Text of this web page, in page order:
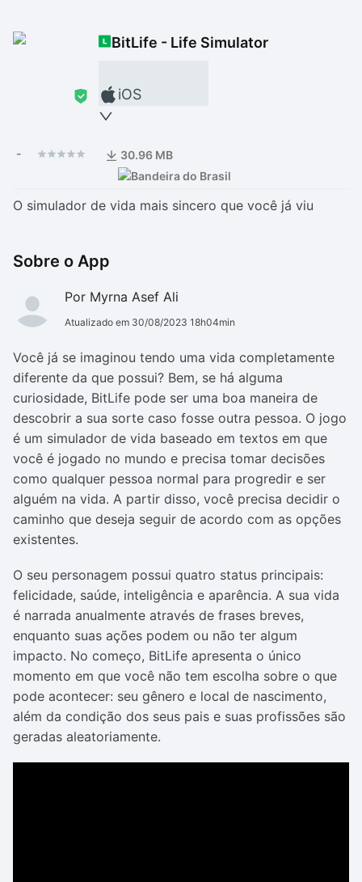
BitLife - Life Simulator
iOS
- 30.96 MB
O simulador de vida mais sincero que você já viu
Sobre o App
Por Myrna Asef Ali
Atualizado em 30/08/2023 18h04min
Você já se imaginou tendo uma vida completamente
diferente da que possui? Bem, se há alguma
curiosidade, BitLife pode ser uma boa maneira de
descobrir a sua sorte caso fosse outra pessoa. O jogo
é um simulador de vida baseado em textos em que
você é jogado no mundo e precisa tomar decisões
como qualquer pessoa normal para progredir e ser
alguém na vida. A partir disso, você precisa decidir o
caminho que deseja seguir de acordo com as opções
existentes.
O seu personagem possui quatro status principais:
felicidade, saúde, inteligência e aparência. A sua vida
é narrada anualmente através de frases breves,
enquanto suas ações podem ou não ter algum
impacto. No começo, BitLife apresenta o único
momento em que você não tem escolha sobre o que
pode acontecer: seu gênero e local de nascimento,
além da condição dos seus pais e suas profissões são
geradas aleatoriamente.